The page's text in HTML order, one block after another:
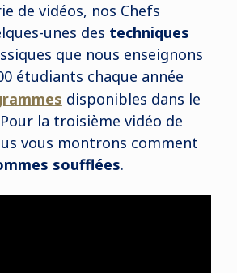
de vidéos, nos Chefs
unes des techniques
que nous enseignons
étudiants chaque année
disponibles dans le
la troisième vidéo de
vous montrons comment
soufflées.